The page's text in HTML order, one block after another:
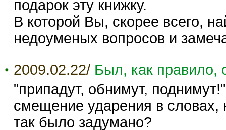
подарок эту книжку.
В которой Вы, скорее всего,
недоуменых вопросов и
2009.02.22/ Был, как правило,
"припадут, обнимут, поднимут!"
смещение ударения в словах,
так было задумано?